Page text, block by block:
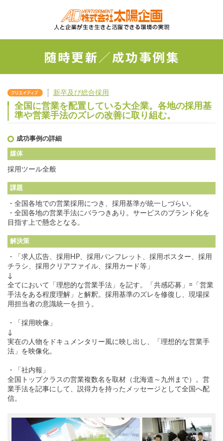
新卒及び総合採用
全国に営業を配置している大企業。各地の採用基
準や営業手法のズレの改善に取り組む。
成功事例の詳細
媒体
採用ツール全般
課題
・全国各地での営業採用につき、採用基準が統一しづらい。
・全国各地の営業手法にバラつきあり。サービスのブランド化を
目指す上で懸念となる。
解決策
・「求人広告、採用HP、採用パンフレット、採用ポスター、採用
チラシ、採用クリアファイル、採用カード等」
↓
全てにおいて「理想的な営業手法」を記す。「共感応募」=「営業
手法をある程度理解」と解釈。採用基準のズレを修復し、現場採
用担当者の意識統一を担う。
・「採用映像」
↓
実在の人物をドキュメンタリー風に映し出し、「理想的な営業手
法」を映像化。
・「社内報」
全国トップクラスの営業複数名を取材（北海道～九州まで）。営
業手法を記事にして、説得力を持ったメッセージとして全国へ配
信。